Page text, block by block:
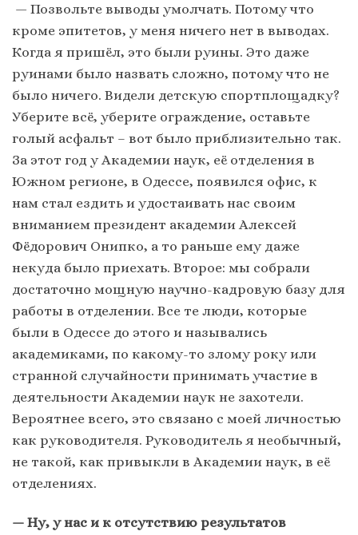
— Позвольте выводы умолчать. Потому что
кроме эпитетов, у меня ничего нет в выводах.
Когда я пришёл, это были руины. Это даже
руинами было назвать сложно, потому что не
было ничего. Видели детскую спортплощадку?
Уберите всё, уберите ограждение, оставьте
голый асфальт – вот было приблизительно так.
За этот год у Академии наук, её отделения в
Южном регионе, в Одессе, появился офис, к
нам стал ездить и удостаивать нас своим
вниманием президент академии Алексей
Фёдорович Онипко, а то раньше ему даже
некуда было приехать. Второе: мы собрали
достаточно мощную научно-кадровую базу для
работы в отделении. Все те люди, которые
были в Одессе до этого и назывались
академиками, по какому-то злому року или
странной случайности принимать участие в
деятельности Академии наук не захотели.
Вероятнее всего, это связано с моей личностью
как руководителя. Руководитель я необычный,
не такой, как привыкли в Академии наук, в её
отделениях.
— Ну, у нас и к отсутствию результатов